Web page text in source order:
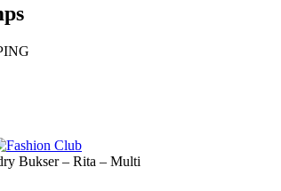
Bukser – Rita – Multi